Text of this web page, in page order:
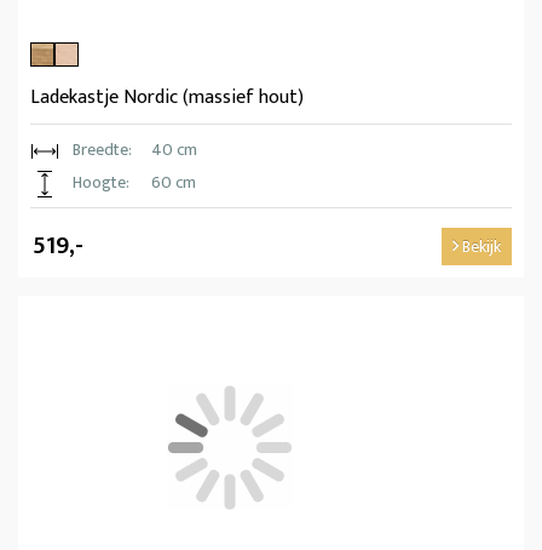
Ladekastje Nordic (massief hout)
Breedte:
40 cm
Hoogte:
60 cm
519,- Bekijk